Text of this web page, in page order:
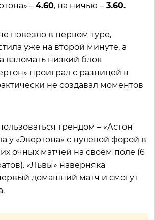
– 4.60, на ничью – 3.60.
повезло в первом туре,
уже на второй минуте, а
взломать низкий блок
проиграл с разницей в
не создавал моментов
трендом – «Астон
у «Эвертона» с нулевой форой в
очных матчей на своем поле (6
«Львы» наверняка
домашний матч и смогут